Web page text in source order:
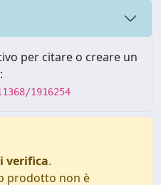
per citare o creare un
1916254
verifica.
prodotto non è